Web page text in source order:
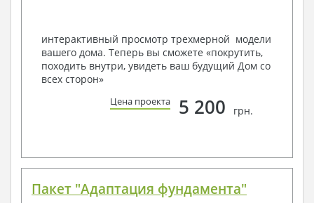
условий, за дополнительную плату.
Получить профессиональную консультацию у
наших специалистов, Вы можете любым
способом связи: закажите обратный звонок,
по viber, e-mail, телефон -
интерактивный просмотр трехмерной модели
вашего дома. Теперь вы сможете «покрутить,
походить внутри, увидеть ваш будущий Дом со
всех сторон»
Цена проекта 5 200 грн.
Пакет "Адаптация фундамента"